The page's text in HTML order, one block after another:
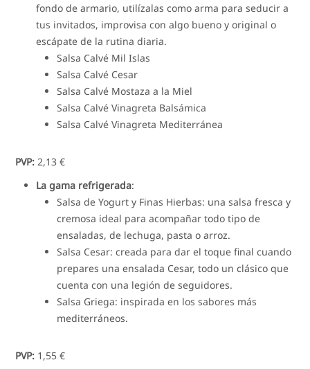
fondo de armario, utilízalas como arma para seducir a
tus invitados, improvisa con algo bueno y original o
escápate de la rutina diaria.
Salsa Calvé Mil Islas
Salsa Calvé Cesar
Salsa Calvé Mostaza a la Miel
Salsa Calvé Vinagreta Balsámica
Salsa Calvé Vinagreta Mediterránea
PVP: 2,13 €
La gama refrigerada:
Salsa de Yogurt y Finas Hierbas: una salsa fresca y
cremosa ideal para acompañar todo tipo de
ensaladas, de lechuga, pasta o arroz.
Salsa Cesar: creada para dar el toque final cuando
prepares una ensalada Cesar, todo un clásico que
cuenta con una legión de seguidores.
Salsa Griega: inspirada en los sabores más
mediterráneos.
PVP: 1,55 €